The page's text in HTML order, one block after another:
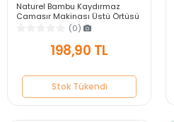
Naturel Bambu Kaydırmaz
Çamaşır Makinası Üstü Örtüsü
Mutfak Bulaşık Matı Su
Geçirmez Banyo Matı
(0)
198,90 TL
Stok Tükendi